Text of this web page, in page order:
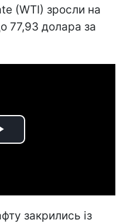
(WTI) зросли на
77,93 долара за
закрились із